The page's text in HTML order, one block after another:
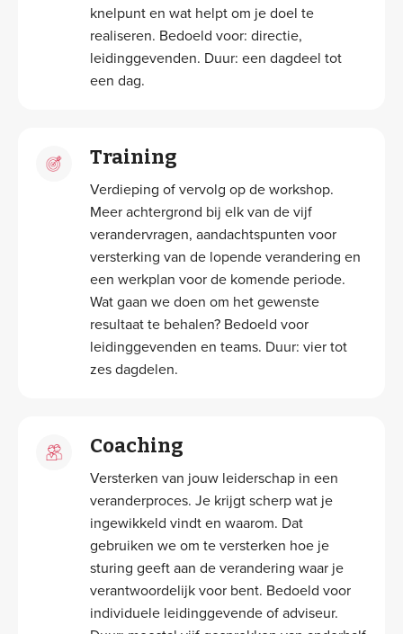
knelpunt en wat helpt om je doel te
realiseren. Bedoeld voor: directie,
leidinggevenden. Duur: een dagdeel tot
een dag.
Training
Verdieping of vervolg op de workshop.
Meer achtergrond bij elk van de vijf
verandervragen, aandachtspunten voor
versterking van de lopende verandering en
een werkplan voor de komende periode.
Wat gaan we doen om het gewenste
resultaat te behalen? Bedoeld voor
leidinggevenden en teams. Duur: vier tot
zes dagdelen.
Coaching
Versterken van jouw leiderschap in een
veranderproces. Je krijgt scherp wat je
ingewikkeld vindt en waarom. Dat
gebruiken we om te versterken hoe je
sturing geeft aan de verandering waar je
verantwoordelijk voor bent. Bedoeld voor
individuele leidinggevende of adviseur.